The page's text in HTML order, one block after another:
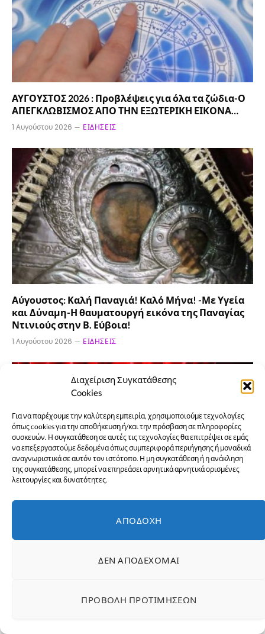
Διαχείριση Συγκατάθεσης
Cookies
Για να παρέχουμε την καλύτερη εμπειρία, χρησιμοποιούμε τεχνολογίες
όπως cookies για την αποθήκευση ή/και την πρόσβαση σε πληροφορίες
συσκευών. Η συγκατάθεση σε αυτές τις τεχνολογίες θα επιτρέψει σε εμάς
να επεξεργαστούμε δεδομένα όπως συμπεριφορά περιήγησης ή μοναδικά
αναγνωριστικά σε αυτόν τον ιστότοπο. Η μη συγκατάθεση ή η ανάκληση
της συγκατάθεσης, μπορεί να επηρεάσει αρνητικά αρνητικά ορισμένες
λειτουργίες και δυνατότητες.
ΑΠΟΔΟΧΉ
ΔΕΝ ΑΠΟΔΈΧΟΜΑΙ
ΠΡΟΒΟΛΉ ΠΡΟΤΙΜΉΣΕΩΝ
ΑΥΓΟΥΣΤΟΣ 2026 : Προβλέψεις για όλα τα ζώδια-Ο
ΑΠΕΓΚΛΩΒΙΣΜΟΣ ΑΠΟ ΤΗΝ ΕΞΩΤΕΡΙΚΗ ΕΙΚΟΝΑ…
1 Αυγούστου 2026 ΕΙΔΉΣΕΙΣ
Αύγουστος: Καλή Παναγιά! Καλό Μήνα! -Με Υγεία
και Δύναμη-Η θαυματουργή εικόνα της Παναγίας
Ντινιούς στην Β. Εύβοια!
1 Αυγούστου 2026 ΕΙΔΉΣΕΙΣ
εκδηλώσεων στο Δημοτικό Θέατρο «Ορέστης
Μακρής»